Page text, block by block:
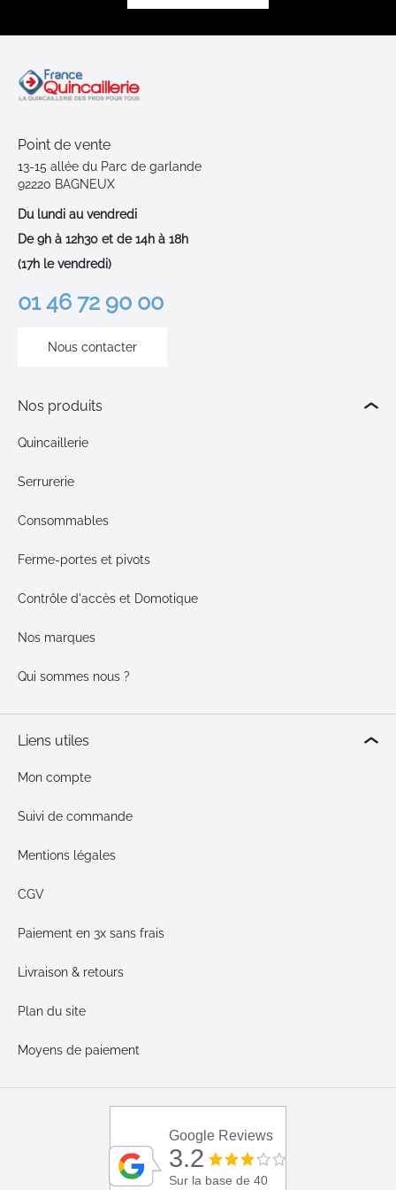
Point de vente
13-15 allée du Parc de garlande
92220 BAGNEUX
Du lundi au vendredi
De 9h à 12h30 et de 14h à 18h
(17h le vendredi)
01 46 72 90 00
Nous contacter
Nos produits
Quincaillerie
Serrurerie
Consommables
Ferme-portes et pivots
Contrôle d'accès et Domotique
Nos marques
Qui sommes nous ?
Liens utiles
Mon compte
Suivi de commande
Mentions légales
CGV
Paiement en 3x sans frais
Livraison & retours
Plan du site
Moyens de paiement
Google Reviews
3.2
Sur la base de 40